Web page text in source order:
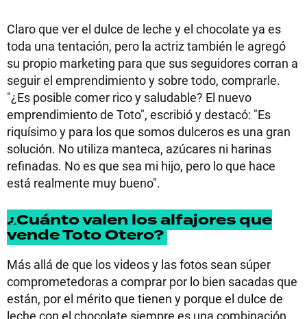
Claro que ver el dulce de leche y el chocolate ya es
toda una tentación, pero la actriz también le agregó
su propio marketing para que sus seguidores corran a
seguir el emprendimiento y sobre todo, comprarle.
"¿Es posible comer rico y saludable? El nuevo
emprendimiento de Toto", escribió y destacó: "Es
riquísimo y para los que somos dulceros es una gran
solución. No utiliza manteca, azúcares ni harinas
refinadas. No es que sea mi hijo, pero lo que hace
está realmente muy bueno".
¿Cuánto valen los alfajores que
vende Toto Otero?
Más allá de que los videos y las fotos sean súper
comprometedoras a comprar por lo bien sacadas que
están, por el mérito que tienen y porque el dulce de
leche con el chocolate siempre es una combinación